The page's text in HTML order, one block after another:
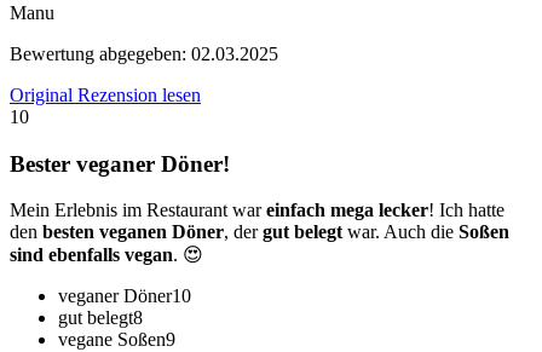
Manu
Bewertung abgegeben: 02.03.2025
Original Rezension lesen
10
Bester veganer Döner!
Mein Erlebnis im Restaurant wareinfach mega lecker! Ich hatte
den besten veganen Döner, dergut belegt war. Auch die Soßen
sind ebenfalls vegan. 😍
veganer Döner10
gut belegt8
vegane Soßen9